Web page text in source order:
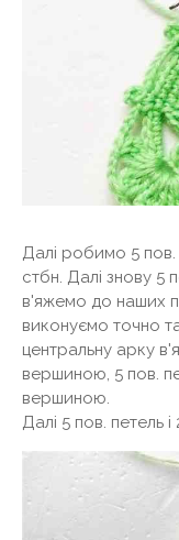
Далі робимо 5 пов.
стбн. Далі знову 5
в'яжемо до наших
виконуємо точно
центральну арку
вершиною, 5 пов.
вершиною.
Далі 5 пов. петель